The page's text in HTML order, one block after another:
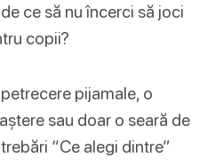
ce să nu încerci să joci
copii?
pijamale, o
sau doar o seară de
“Ce alegi dintre”